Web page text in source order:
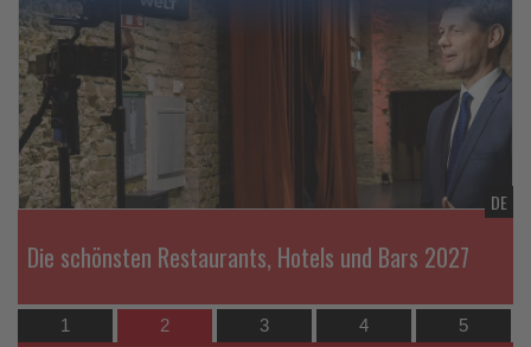
Tourismus
los
ist!
Sie
die
Nachrichten
Die schönsten Restaurants, Hotels und Bars 2027
DE
1 2 3 4 5